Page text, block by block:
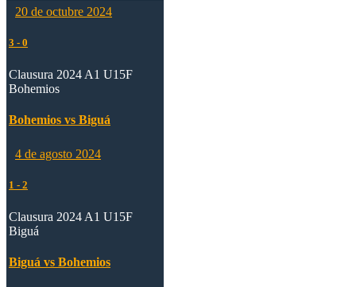
20 de octubre 2024
3 - 0
Clausura 2024 A1 U15F
Bohemios
Bohemios vs Biguá
4 de agosto 2024
1 - 2
Clausura 2024 A1 U15F
Biguá
Biguá vs Bohemios